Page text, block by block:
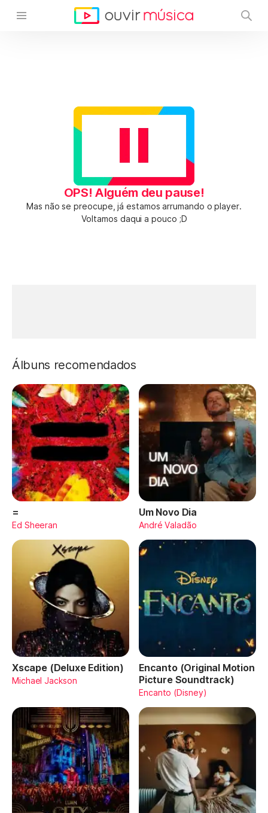
OPS! Alguém deu pause!
Mas não se preocupe, já estamos arrumando o player.
Voltamos daqui a pouco ;D
Álbuns recomendados
=
Ed Sheeran
Um Novo Dia
André Valadão
Xscape (Deluxe Edition)
Michael Jackson
Encanto (Original Motion
Picture Soundtrack)
Encanto (Disney)